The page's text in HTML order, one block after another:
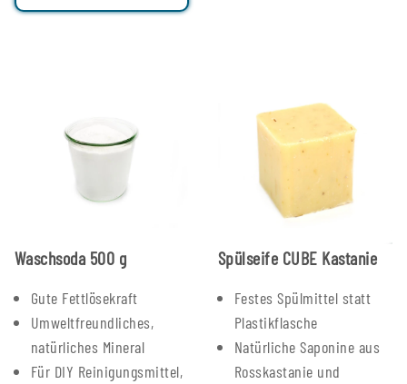
Waschsoda 500 g
Gute Fettlösekraft
Umweltfreundliches,
natürliches Mineral
Für DIY Reinigungsmittel,
Spülseife CUBE Kastanie
Festes Spülmittel statt
Plastikflasche
Natürliche Saponine aus
Rosskastanie und